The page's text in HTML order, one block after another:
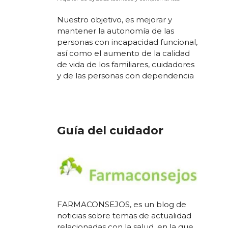
Nuestro objetivo, es mejorar y
mantener la autonomía de las
personas con incapacidad funcional,
así como el aumento de la calidad
de vida de los familiares, cuidadores
y de las personas con dependencia
Guía del cuidador
FARMACONSEJOS, es un blog de
noticias sobre temas de actualidad